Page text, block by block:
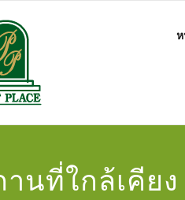
นที่ใกล้เคียง